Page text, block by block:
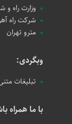
وزارت راه و
شرکت راه
مترو تهران
وبگردی:
تبلیغات
با ما همراه